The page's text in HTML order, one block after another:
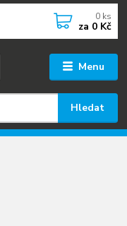
Menu
Hledat
0 ks
za 0 Kč